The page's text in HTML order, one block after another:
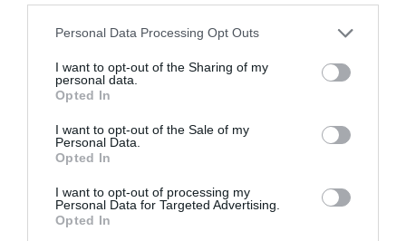
Please note that this website/app uses one or more Google
not limited to your visit or usage behaviour. You may click to
grant or deny consent to Google and its third-party tags to
use your data for below specified purposes in below Google
consent section.
Personal Data Processing Opt Outs
I want to opt-out of the Sharing of my
personal data.
Opted In
I want to opt-out of the Sale of my
Personal Data.
Opted In
I want to opt-out of processing my
Personal Data for Targeted Advertising.
Opted In
Finomsága és eleganciája hozzájárult ahhoz, hogy
Erdélyben és a hegyeken túli közösségekben is a
bemutató varrófoglalkozás is kapcsolódik, amely a
Szeben-Hegyalja ingjeinek jellegzetes mintáit állítja
tiliskai gyapjúruha-szövő műhelygazdaságban
külön eseményt szentelnek a Szeben-Hegyalja női
ingének és az ASTRA örökségének.